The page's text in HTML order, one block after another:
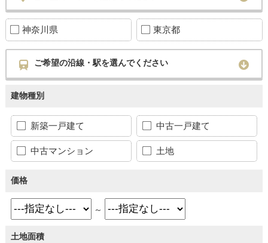
神奈川県 東京都
ご希望の沿線・駅を選んでください
建物種別
新築一戸建て 中古一戸建て
中古マンション 土地
価格
～
土地面積